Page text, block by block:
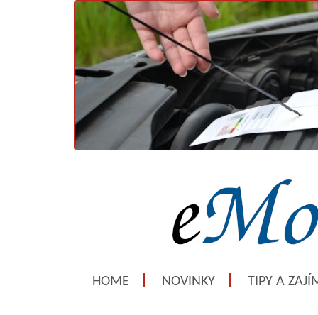
HOME NOVINKY TIPY A